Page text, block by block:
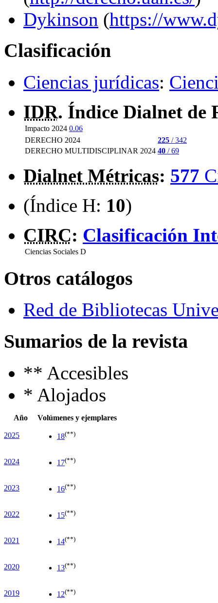
Dykinson (https://
Clasificación
Ciencias jurídicas:
IDR. Índice Dialnet de
Impacto 2024 0.06
DERECHO 2024
225 / 342
DERECHO MULTIDISCIPLINAR 2024 40 / 69
Dialnet Métricas: 577
(Índice H: 10)
CIRC: Clasificación
Ciencias Sociales D
Otros catálogos
Red de Bibliotecas
Sumarios de la revista
** Accesibles
* Alojados
Año Volúmenes y ejemplares
2025 18(**)
2024 17(**)
2023 16(**)
2022 15(**)
2021 14(**)
2020 13(**)
2019 12(**)